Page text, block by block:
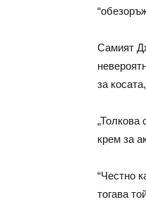
Самият
за
„Толкова
крем за
“Честно
тогава